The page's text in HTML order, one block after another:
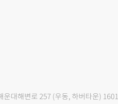
운대해변로 257 (우동, 하버타운)